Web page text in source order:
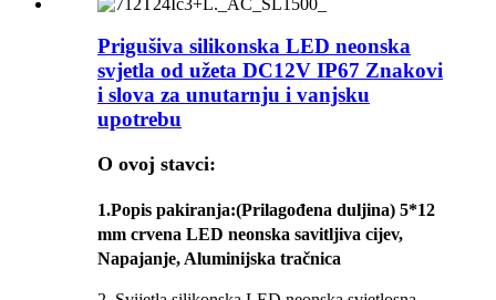
Prigušiva silikonska LED neonska
svjetla od užeta DC12V IP67 Znakovi
i slova za unutarnju i vanjsku
upotrebu
O ovoj stavci:
1.Popis pakiranja:(Prilagođena duljina) 5*12
mm crvena LED neonska savitljiva cijev,
Napajanje, Aluminijska tračnica